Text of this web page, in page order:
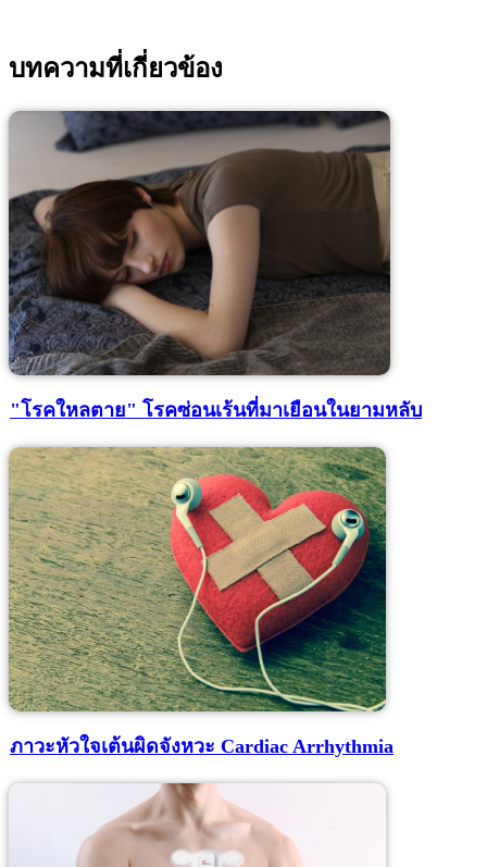
บทความที่เกี่ยวข้อง
"โรคใหลตาย" โรคซ่อนเร้นที่มาเยือนในยามหลับ
ภาวะหัวใจเต้นผิดจังหวะ Cardiac Arrhythmia